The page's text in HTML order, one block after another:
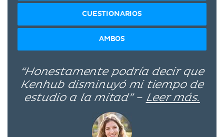
CUESTIONARIOS
AMBOS
“Honestamente podría decir que
Kenhub disminuyó mi tiempo de
estudio a la mitad” – Leer más.